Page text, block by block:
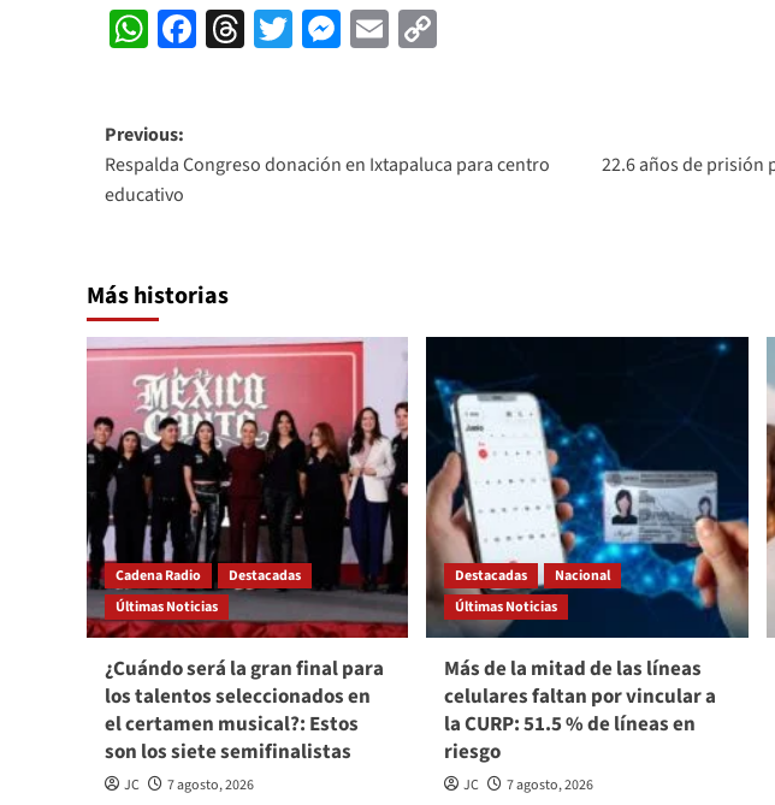
WhatsApp
Facebook
Threads
Twitter
Messenger
Email
Post
navigation
Previous:
Respalda Congreso donación en Ixtapaluca para centro
educativo
22.6 años de prisión
Más historias
Cadena Radio
Destacadas
Últimas Noticias
¿Cuándo será la gran final para
los talentos seleccionados en
el certamen musical?: Estos
son los siete semifinalistas
JC 7 agosto, 2026
Destacadas
Nacional
Últimas Noticias
Más de la mitad de las líneas
celulares faltan por vincular a
la CURP: 51.5 % de líneas en
riesgo
JC 7 agosto, 2026